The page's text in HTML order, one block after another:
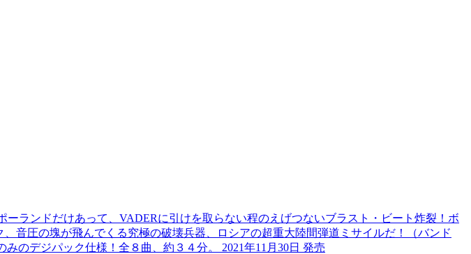
ランドだけあって、VADERに引けを取らない程のえげつないブラスト・ビート炸裂！ボ
音圧の塊が飛んでくる究極の破壊兵器、ロシアの超重大陸間弾道ミサイルだ！（バンド
のデジパック仕様！全８曲、約３４分。 2021年11月30日 発売